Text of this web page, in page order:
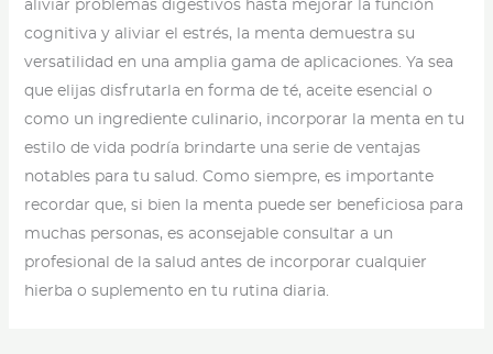
aliviar problemas digestivos hasta mejorar la función
cognitiva y aliviar el estrés, la menta demuestra su
versatilidad en una amplia gama de aplicaciones. Ya sea
que elijas disfrutarla en forma de té, aceite esencial o
como un ingrediente culinario, incorporar la menta en tu
estilo de vida podría brindarte una serie de ventajas
notables para tu salud. Como siempre, es importante
recordar que, si bien la menta puede ser beneficiosa para
muchas personas, es aconsejable consultar a un
profesional de la salud antes de incorporar cualquier
hierba o suplemento en tu rutina diaria.